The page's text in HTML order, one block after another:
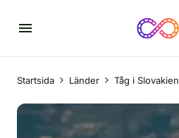
Startsida Länder Tåg i Slovakien